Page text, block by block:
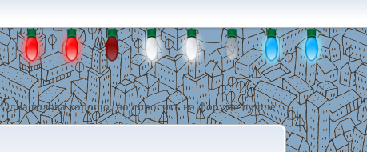
Одна голова хорошо, но спросить на форуме лучше !